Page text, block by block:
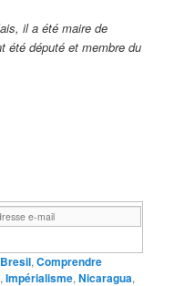
il a été maire de
été député et membre du
Bresil,Comprendre
,Impérialisme,Nicaragua,